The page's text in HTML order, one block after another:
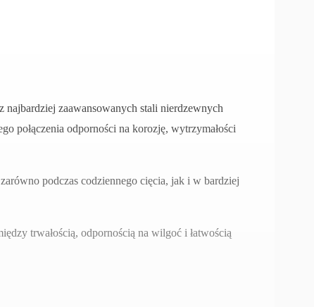
najbardziej zaawansowanych stali nierdzewnych
połączenia odporności na korozję, wytrzymałości
podczas codziennego cięcia, jak i w bardziej
trwałością, odpornością na wilgoć i łatwością